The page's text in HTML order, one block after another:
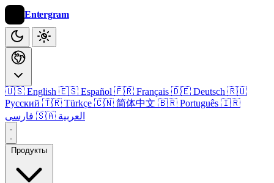
Entergram
🇺🇸 English 🇪🇸 Español 🇫🇷 Français 🇩🇪 Deutsch 🇷🇺
Русский 🇹🇷 Türkçe 🇨🇳 简体中文 🇧🇷 Português 🇮🇷
🇸🇦 العربية
Продукты